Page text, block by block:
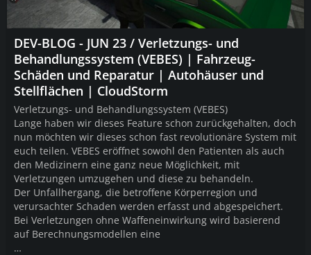
DEV-BLOG - JUN 23 / Verletzungs- und
Behandlungssystem (VEBES) | Fahrzeug-
Schäden und Reparatur | Autohäuser und
Stellflächen | CloudStorm
Verletzungs- und Behandlungssystem (VEBES)
Lange haben wir dieses Feature schon zurückgehalten, doch
nun möchten wir dieses schon fast revolutionäre System mit
euch teilen. VEBES eröffnet sowohl den Patienten als auch
den Medizinern eine ganz neue Möglichkeit, mit
Verletzungen umzugehen und diese zu behandeln.
Der Unfallhergang, die betroffene Körperregion und
verursachter Schaden werden erfasst und abgespeichert.
Bei Verletzungen ohne Waffeneinwirkung wird basierend
auf Berechnungsmodellen eine
…